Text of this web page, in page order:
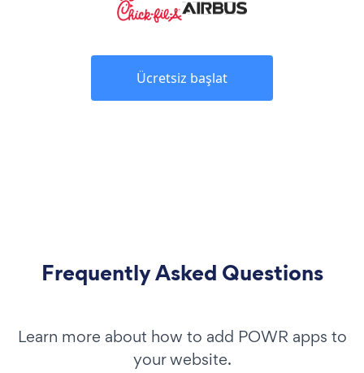
Ücretsiz başlat
Frequently Asked Questions
Learn more about how to add POWR apps to
your website.